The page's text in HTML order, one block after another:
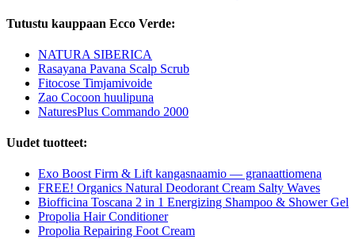
Tutustu kauppaan Ecco Verde:
NATURA SIBERICA
Rasayana Pavana Scalp Scrub
Fitocose Timjamivoide
Zao Cocoon huulipuna
NaturesPlus Commando 2000
Uudet tuotteet:
Exo Boost Firm & Lift kangasnaamio — granaattiomena
FREE! Organics Natural Deodorant Cream Salty Waves
Biofficina Toscana 2 in 1 Energizing Shampoo & Shower Gel
Propolia Hair Conditioner
Propolia Repairing Foot Cream